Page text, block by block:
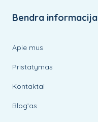
Bendra informacija
Apie mus
Pristatymas
Kontaktai
Blog’as